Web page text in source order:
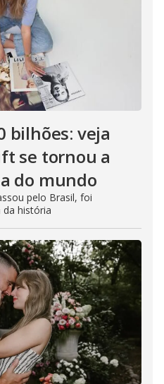
bilhões: veja
se tornou a
do mundo
pelo Brasil, foi
da história